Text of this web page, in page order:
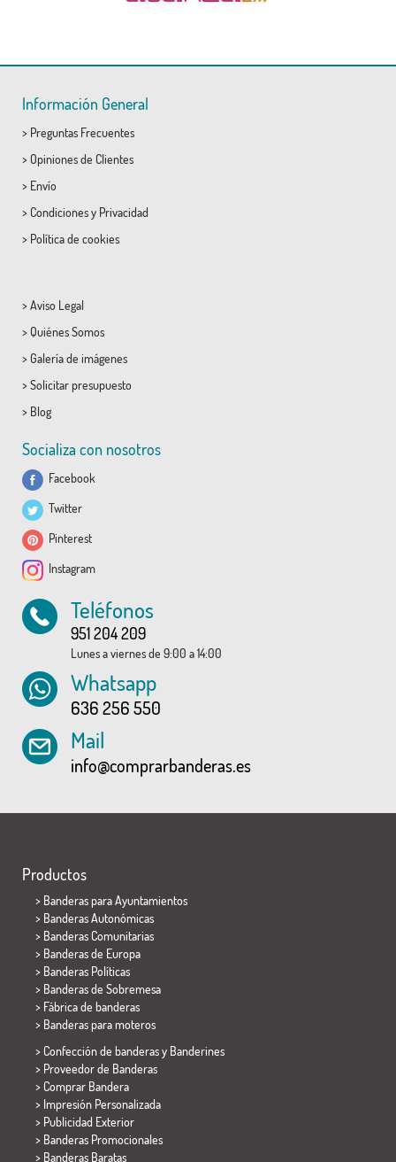
Información General
> Preguntas Frecuentes
> Opiniones de Clientes
> Envío
> Condicionesy Privacidad
> Política de cookies
> Aviso Legal
> Quiénes Somos
> Galería de imágenes
> Solicitar presupuesto
> Blog
Socializa con nosotros
Facebook
Twitter
Pinterest
Instagram
Teléfonos
951 204 209
Lunes a viernes de 9:00 a 14:00
Whatsapp
636 256 550
Mail
info@comprarbanderas.es
Productos
> Banderas para Ayuntamientos
> Banderas Autonómicas
> Banderas Comunitarias
> Banderas de Europa
> Banderas Políticas
> Banderas de Sobremesa
> Fábrica de banderas
> Banderas para moteros
> Confección de banderas y Banderines
> Proveedor de Banderas
> Comprar Bandera
> Impresión Personalizada
> Publicidad Exterior
> Banderas Promocionales
> Banderas Baratas